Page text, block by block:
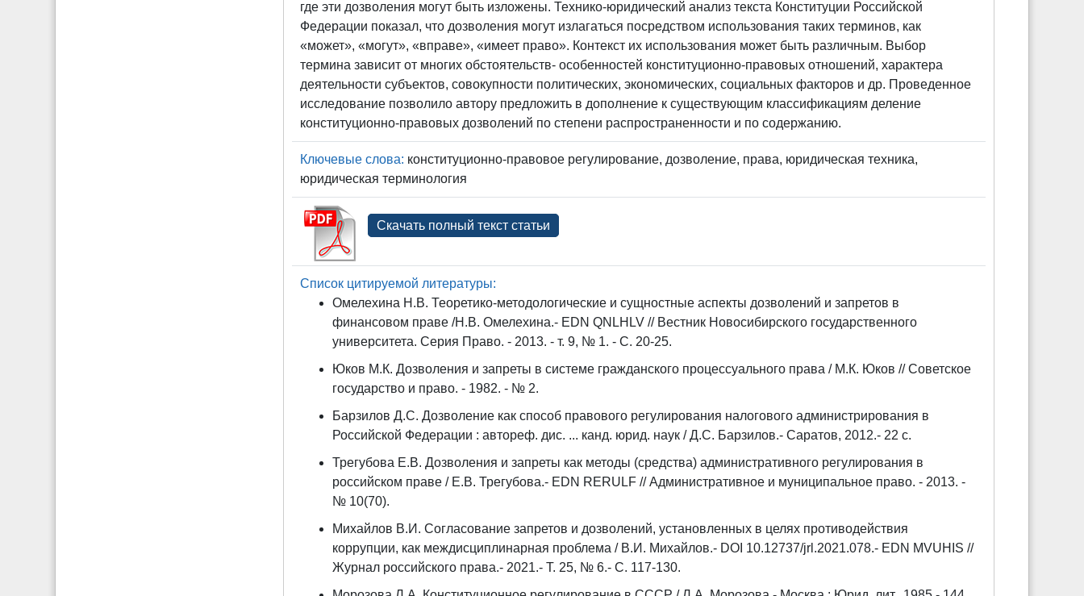
где эти дозволения могут быть изложены. Технико-юридический анализ текста Конституции Российской
Федерации показал, что дозволения могут излагаться посредством использования таких терминов, как
«может», «могут», «вправе», «имеет право». Контекст их использования может быть различным. Выбор
термина зависит от многих обстоятельств- особенностей конституционно-правовых отношений, характера
деятельности субъектов, совокупности политических, экономических, социальных факторов и др. Проведенное
исследование позволило автору предложить в дополнение к существующим классификациям деление
конституционно-правовых дозволений по степени распространенности и по содержанию.
Ключевые слова: конституционно-правовое регулирование, дозволение, права, юридическая техника,
юридическая терминология
Скачать полный текст статьи
Список цитируемой литературы:
Омелехина Н.В. Теоретико-методологические и сущностные аспекты дозволений и запретов в
финансовом праве /Н.В. Омелехина.- EDN QNLHLV // Вестник Новосибирского государственного
университета. Серия Право. - 2013. - т. 9, № 1. - С. 20-25.
Юков М.К. Дозволения и запреты в системе гражданского процессуального права / М.К. Юков // Советское
государство и право. - 1982. - № 2.
Барзилов Д.С. Дозволение как способ правового регулирования налогового администрирования в
Российской Федерации : автореф. дис. ... канд. юрид. наук / Д.С. Барзилов.- Саратов, 2012.- 22 с.
Трегубова Е.В. Дозволения и запреты как методы (средства) административного регулирования в
российском праве / Е.В. Трегубова.- EDN RERULF // Административное и муниципальное право. - 2013. -
№ 10(70).
Михайлов В.И. Согласование запретов и дозволений, установленных в целях противодействия
коррупции, как междисциплинарная проблема / В.И. Михайлов.- DOI 10.12737/jrl.2021.078.- EDN MVUHIS //
Журнал российского права.- 2021.- Т. 25, № 6.- С. 117-130.